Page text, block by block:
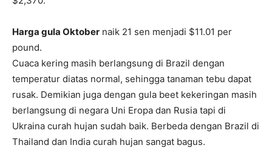
Harga gula Oktober naik 21 sen menjadi $11.01 per
pound.
Cuaca kering masih berlangsung di Brazil dengan
temperatur diatas normal, sehingga tanaman tebu dapat
rusak. Demikian juga dengan gula beet kekeringan masih
berlangsung di negara Uni Eropa dan Rusia tapi di
Ukraina curah hujan sudah baik. Berbeda dengan Brazil di
Thailand dan India curah hujan sangat bagus.